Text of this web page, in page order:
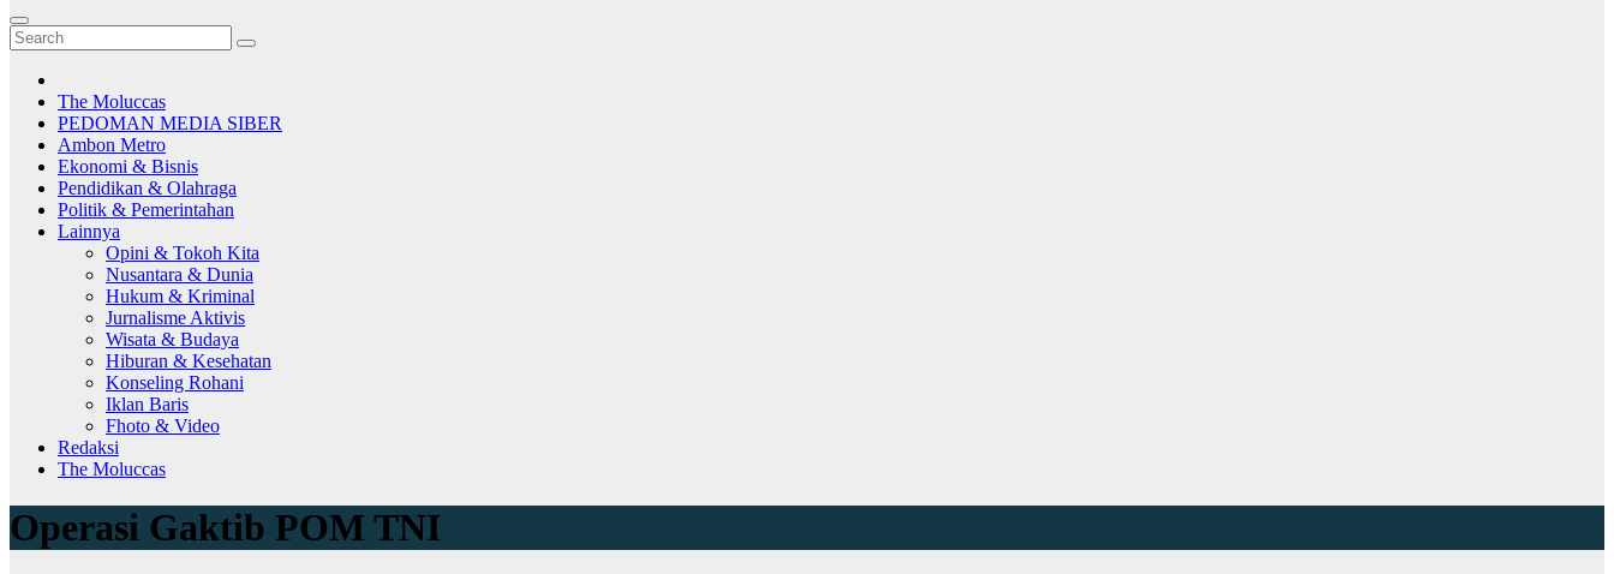
The Moluccas
PEDOMAN MEDIA SIBER
Ambon Metro
Ekonomi & Bisnis
Pendidikan & Olahraga
Politik & Pemerintahan
Lainnya
Opini & Tokoh Kita
Nusantara & Dunia
Hukum & Kriminal
Jurnalisme Aktivis
Wisata & Budaya
Hiburan & Kesehatan
Konseling Rohani
Iklan Baris
Fhoto & Video
Redaksi
The Moluccas
Operasi Gaktib POM TNI